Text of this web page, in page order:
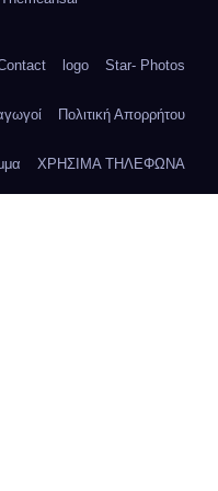
logo Star- Photos
Πολιτική Απορρήτου
ΧΡΗΣΙΜΑ ΤΗΛΕΦΩΝΑ